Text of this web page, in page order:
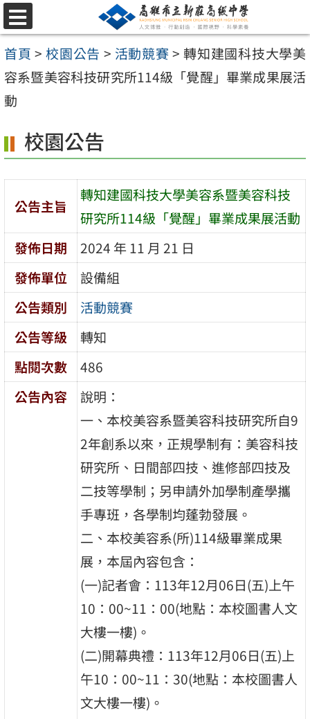
跳
至
主
要
內
區
選
單
首頁 > 校園公告 > 活動競賽 > 轉知建國科技大學美
容系暨美容科技研究所114級「覺醒」畢業成果展活
動
校園公告
公告主旨
轉知建國科技大學美容系暨美容科技
研究所114級「覺醒」畢業成果展活動
發佈日期
2024 年 11 月 21 日
發佈單位
設備組
公告類別
活動競賽
公告等級
轉知
點閱次數
486
公告內容
說明：
一、本校美容系暨美容科技研究所自9
2年創系以來，正規學制有：美容科技
研究所、日間部四技、進修部四技及
二技等學制；另申請外加學制產學攜
手專班，各學制均蓬勃發展。
二、本校美容系(所)114級畢業成果
展，本屆內容包含：
(一)記者會：113年12月06日(五)上午
10：00~11：00(地點：本校圖書人文
大樓一樓)。
(二)開幕典禮：113年12月06日(五)上
午10：00~11：30(地點：本校圖書人
文大樓一樓)。